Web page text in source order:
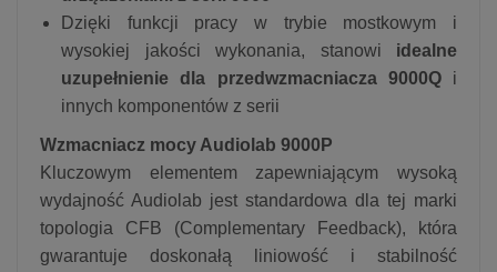
Dzięki funkcji pracy w trybie mostkowym i
wysokiej jakości wykonania, stanowi idealne
uzupełnienie dla przedwzmacniacza 9000Qi
innych komponentów z serii
Wzmacniacz mocy Audiolab 9000P
Kluczowym elementem zapewniającym wysoką
wydajność Audiolab jest standardowa dla tej marki
topologia CFB (Complementary Feedback), która
gwarantuje doskonałą liniowość i stabilność